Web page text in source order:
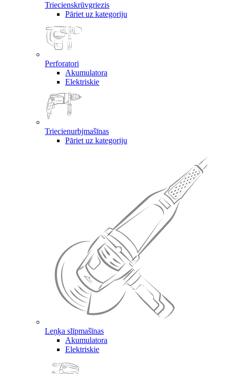
Triecienskrūvgriezis
Pāriet uz kategoriju
Perforatori
Akumulatora
Elektriskie
Triecienurbjmašīnas
Pāriet uz kategoriju
Leņķa slīpmašīnas
Akumulatora
Elektriskie